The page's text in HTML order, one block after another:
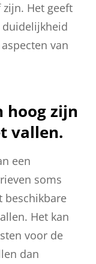
Het geeft
duidelijkheid
van
hoog zijn
vallen.
een
soms
beschikbare
Het kan
voor de
dan